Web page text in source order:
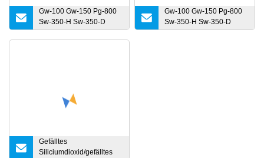
Gw-100 Gw-150 Pg-800
Sw-350-H Sw-350-D
Hydrophobes pyrogenes
Gw-100 Gw-150 Pg-800
Sw-350-H Sw-350-D
Hydrophobes pyrogenes
Gefälltes
Siliciumdioxid/gefälltes